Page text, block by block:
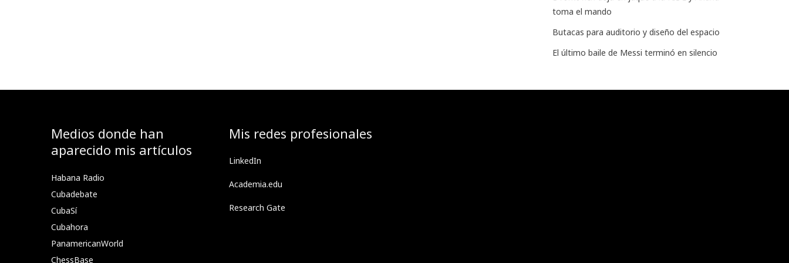
toma el mando
Butacas para auditorio y diseño del espacio
El último baile de Messi terminó en silencio
Medios donde han
aparecido mis artículos
Habana Radio
Cubadebate
CubaSí
Cubahora
PanamericanWorld
ChessBase
Mis redes profesionales
LinkedIn
Academia.edu
Research Gate